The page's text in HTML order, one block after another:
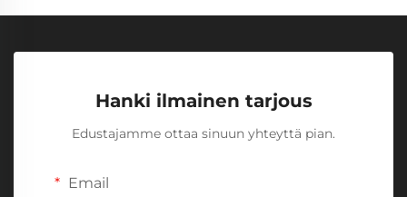
Hanki ilmainen tarjous
Edustajamme ottaa sinuun yhteyttä pian.
Email